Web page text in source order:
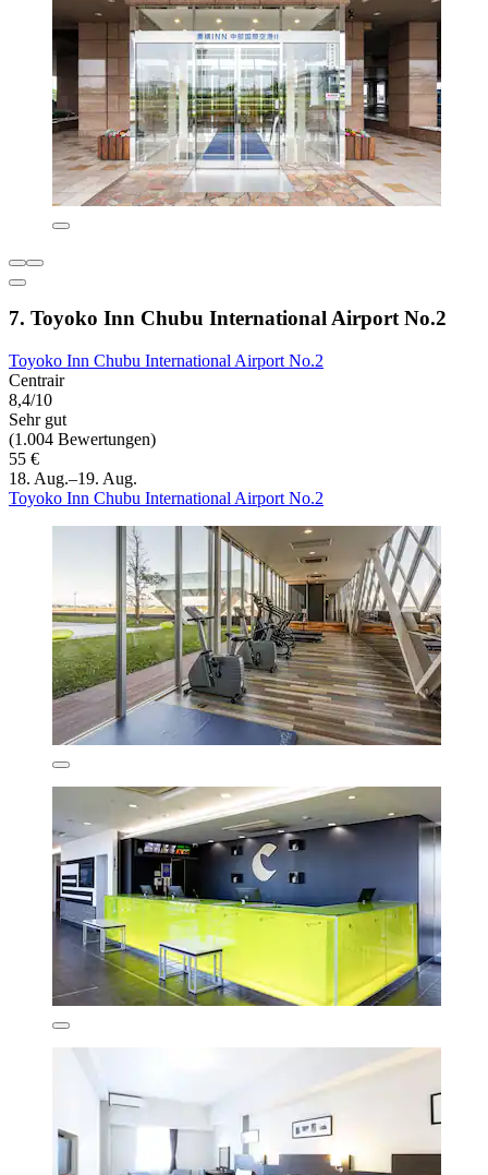
7. Toyoko Inn Chubu International Airport No.2
Toyoko Inn Chubu International Airport No.2
Centrair
8,4/10
Sehr gut
(1.004 Bewertungen)
55 €
18. Aug.–19. Aug.
Toyoko Inn Chubu International Airport No.2